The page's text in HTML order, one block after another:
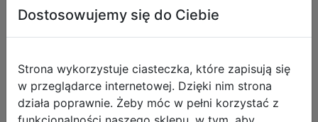
29,99 zł
DO KOSZYKA
Dostosowujemy się do Ciebie
Strona wykorzystuje ciasteczka, które zapisują się
w przeglądarce internetowej. Dzięki nim strona
działa poprawnie. Żeby móc w pełni korzystać z